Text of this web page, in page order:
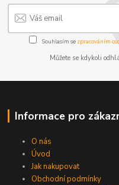
Souhlasím se zpracováním
Můžete se kdykoli
Informace pro
O nás
Úvod
Jak nakupovat
Obchodní podmínky